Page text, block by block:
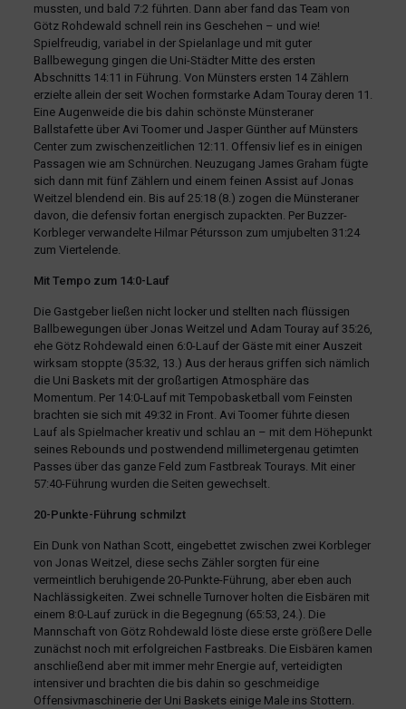
mussten, und bald 7:2 führten. Dann aber fand das Team von
Götz Rohdewald schnell rein ins Geschehen – und wie!
Spielfreudig, variabel in der Spielanlage und mit guter
Ballbewegung gingen die Uni-Städter Mitte des ersten
Abschnitts 14:11 in Führung. Von Münsters ersten 14 Zählern
erzielte allein der seit Wochen formstarke Adam Touray deren 11.
Eine Augenweide die bis dahin schönste Münsteraner
Ballstafette über Avi Toomer und Jasper Günther auf Münsters
Center zum zwischenzeitlichen 12:11. Offensiv lief es in einigen
Passagen wie am Schnürchen. Neuzugang James Graham fügte
sich dann mit fünf Zählern und einem feinen Assist auf Jonas
Weitzel blendend ein. Bis auf 25:18 (8.) zogen die Münsteraner
davon, die defensiv fortan energisch zupackten. Per Buzzer-
Korbleger verwandelte Hilmar Pétursson zum umjubelten 31:24
zum Viertelende.
Mit Tempo zum 14:0-Lauf
Die Gastgeber ließen nicht locker und stellten nach flüssigen
Ballbewegungen über Jonas Weitzel und Adam Touray auf 35:26,
ehe Götz Rohdewald einen 6:0-Lauf der Gäste mit einer Auszeit
wirksam stoppte (35:32, 13.) Aus der heraus griffen sich nämlich
die Uni Baskets mit der großartigen Atmosphäre das
Momentum. Per 14:0-Lauf mit Tempobasketball vom Feinsten
brachten sie sich mit 49:32 in Front. Avi Toomer führte diesen
Lauf als Spielmacher kreativ und schlau an – mit dem Höhepunkt
seines Rebounds und postwendend millimetergenau getimten
Passes über das ganze Feld zum Fastbreak Tourays. Mit einer
57:40-Führung wurden die Seiten gewechselt.
20-Punkte-Führung schmilzt
Ein Dunk von Nathan Scott, eingebettet zwischen zwei Korbleger
von Jonas Weitzel, diese sechs Zähler sorgten für eine
vermeintlich beruhigende 20-Punkte-Führung, aber eben auch
Nachlässigkeiten. Zwei schnelle Turnover holten die Eisbären mit
einem 8:0-Lauf zurück in die Begegnung (65:53, 24.). Die
Mannschaft von Götz Rohdewald löste diese erste größere Delle
zunächst noch mit erfolgreichen Fastbreaks. Die Eisbären kamen
anschließend aber mit immer mehr Energie auf, verteidigten
intensiver und brachten die bis dahin so geschmeidige
Offensivmaschinerie der Uni Baskets einige Male ins Stottern.